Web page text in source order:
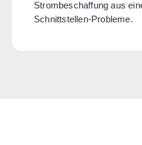
Strombeschaffung aus
Schnittstellen-Probleme.